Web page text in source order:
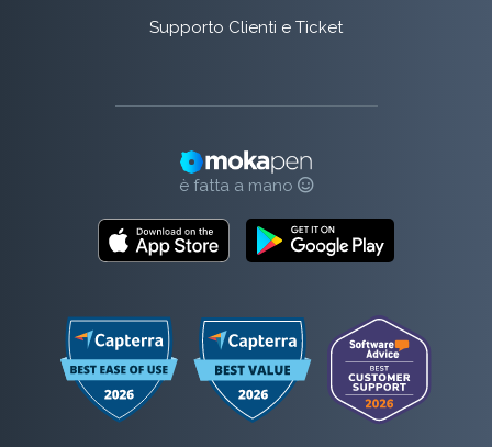
Supporto Clienti e Ticket
è fatta a mano